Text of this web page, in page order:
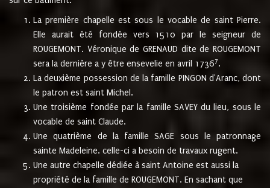
La première chapelle est sous le vocable de saint Pierre.
Elle aurait été fondée vers 1510 par le seigneur de
ROUGEMONT. Véronique de GRENAUD dite de ROUGEMONT
sera la dernière a y être ensevelie en avril 17367.
La deuxième possession de la famille PINGON d'Aranc, dont
le patron est saint Michel.
Une troisième fondée par la famille SAVEY du lieu, sous le
vocable de saint Claude.
Une quatrième de la famille SAGE sous le patronnage
sainte Madeleine. celle-ci a besoin de travaux rugent.
Une autre chapelle dédiée à saint Antoine est aussi la
propriété de la famille de ROUGEMONT. En sachant que